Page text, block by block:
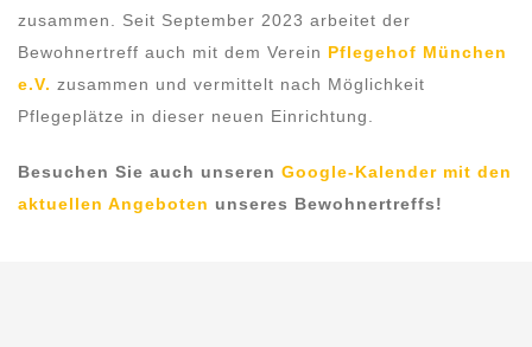
zusammen. Seit September 2023 arbeitet der
Bewohnertreff auch mit dem Verein Pflegehof München
e.V. zusammen und vermittelt nach Möglichkeit
Pflegeplätze in dieser neuen Einrichtung.
Besuchen Sie auch unseren Google-Kalender mit den
aktuellen Angeboten unseres Bewohnertreffs!